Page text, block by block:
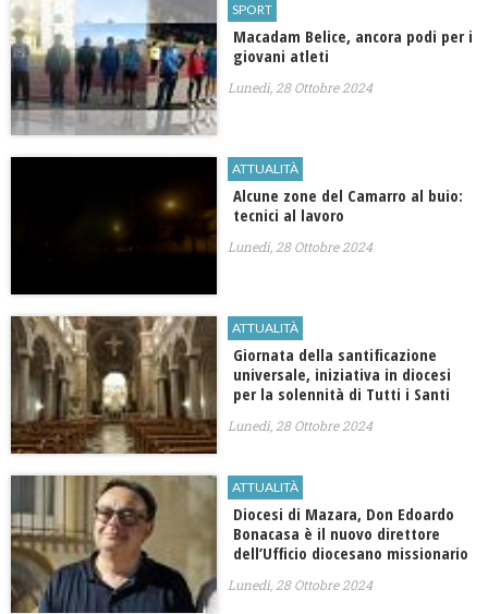
SPORT
Macadam Belice, ancora podi per i
giovani atleti
Lunedì, 28 Ottobre 2024
ATTUALITÀ
Alcune zone del Camarro al buio:
tecnici al lavoro
Lunedì, 28 Ottobre 2024
ATTUALITÀ
Giornata della santificazione
universale, iniziativa in diocesi
per la solennità di Tutti i Santi
Lunedì, 28 Ottobre 2024
ATTUALITÀ
Diocesi di Mazara, Don Edoardo
Bonacasa è il nuovo direttore
dell’Ufficio diocesano missionario
Lunedì, 28 Ottobre 2024